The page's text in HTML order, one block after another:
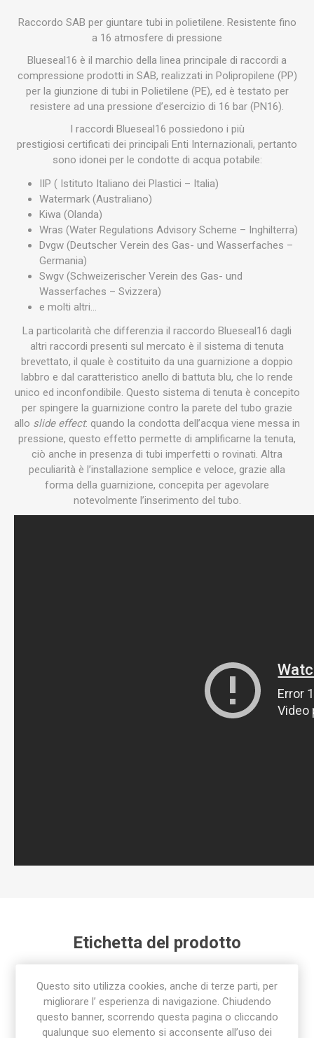
Raccordo SAB per giuntare tubi in polietilene. Resistente fino
a 16 atmosfere di pressione
Blueseal16 è il marchio della linea principale di raccordi a
compressione prodotti in SAB, realizzati in Polipropilene (PP)
per la giunzione di tubi in Polietilene (PE), ed è testato per
resistere ad una pressione d’esercizio di 16 bar (PN16).
I raccordi Blueseal16 possiedono i più
prestigiosi certificati dei principali Enti Internazionali, pertanto
sono idonei per le condotte di acqua potabile:
IIP ( Istituto Italiano dei Plastici – Italia)
Watermark (Australiano)
Kiwa (Olanda)
Wras (Water Regulations Advisory Scheme – Inghilterra)
Dvgw (Deutscher Verein des Gas- und Wasserfaches –
Germania)
Swgv (Schweizerischer Verein des Gas- und
Wasserfaches – Svizzera)
e molti altri…
La particolarità che differenzia il raccordo Blueseal16 dagli
altri raccordi presenti sul mercato è il sistema di tenuta
brevettato, il quale è costituito da una guarnizione a doppio
labbro e dal caratteristico anello di battuta blu, che lo rende
unico ed inconfondibile. Questo sistema di tenuta è concepito
per spingere la guarnizione contro la parete del tubo grazie
allo slide effect: quando la condotta dell’acqua viene messa in
pressione, questo effetto permette di amplificarne la tenuta,
ciò anche in presenza di tubi imperfetti o rovinati. Altra
peculiarità è l’installazione semplice e veloce, grazie alla
forma della guarnizione, concepita per agevolare
notevolmente l’inserimento del tubo.
Etichetta del prodotto
raccorderia sab (85)
Questo sito utilizza cookies, anche di terze parti, per
migliorare l’ esperienza di navigazione. Chiudendo
questo banner, scorrendo questa pagina o cliccando
qualunque suo elemento si acconsente all’uso dei